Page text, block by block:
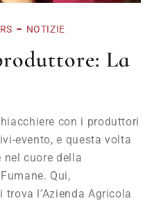
NOTIZIE
La
con i produttori
evento, e questa volta
cuore della
Qui,
l’Azienda Agricola